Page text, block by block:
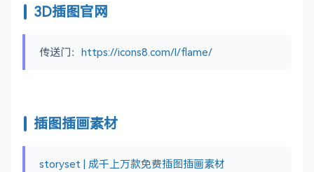
3D插图官网
传送门： https://icons8.com/l/flame/
插图插画素材
storyset | 成千上万款免费插图插画素材